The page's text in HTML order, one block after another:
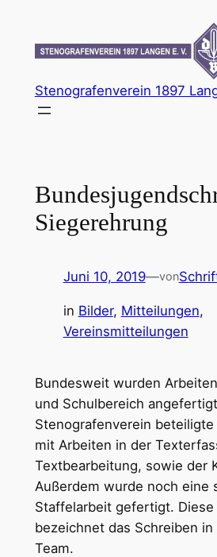
springen
Stenografenverein 1897
Siegerehrung
Juni 10, 2019—von
in Bilder, Mitteilungen
Vereinsmitteilungen
Bundesweit wurden
und Schulbereich
Stenografenverein
mit Arbeiten in der
Textbearbeitung, sowie der
Außerdem wurde noch eine
Staffelarbeit gefertigt.
bezeichnet das Schreiben
Team.